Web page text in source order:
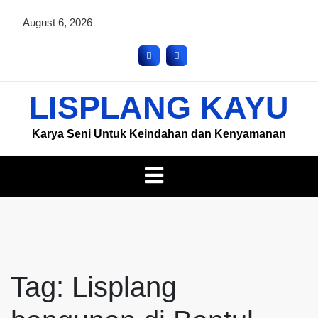
August 6, 2026
LISPLANG KAYU
Karya Seni Untuk Keindahan dan Kenyamanan
Tag: Lisplang